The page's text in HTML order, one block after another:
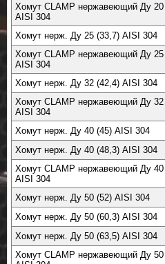
Хомут CLAMP нержавеющий Ду 20
AISI 304
Хомут нерж. Ду 25 (33,7) AISI 304
Хомут CLAMP нержавеющий Ду 25
AISI 304
Хомут нерж. Ду 32 (42,4) AISI 304
Хомут CLAMP нержавеющий Ду 32
AISI 304
Хомут нерж. Ду 40 (45) AISI 304
Хомут нерж. Ду 40 (48,3) AISI 304
Хомут CLAMP нержавеющий Ду 40
AISI 304
Хомут нерж. Ду 50 (52) AISI 304
Хомут нерж. Ду 50 (60,3) AISI 304
Хомут нерж. Ду 50 (63,5) AISI 304
Хомут CLAMP нержавеющий Ду 50